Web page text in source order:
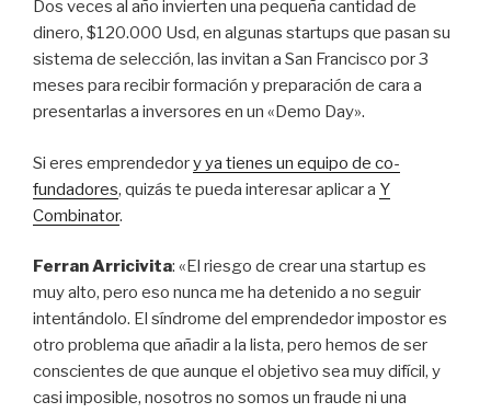
Dos veces al año invierten una pequeña cantidad de
dinero, $120.000 Usd, en algunas startups que pasan su
sistema de selección, las invitan a San Francisco por 3
meses para recibir formación y preparación de cara a
presentarlas a inversores en un «Demo Day».
Si eres emprendedory ya tienes un equipo de co-
fundadores, quizás te pueda interesar aplicar a Y
Combinator.
Ferran Arricivita: «El riesgo de crear una startup es
muy alto, pero eso nunca me ha detenido a no seguir
intentándolo. El síndrome del emprendedor impostor es
otro problema que añadir a la lista, pero hemos de ser
conscientes de que aunque el objetivo sea muy difícil, y
casi imposible, nosotros no somos un fraude ni una